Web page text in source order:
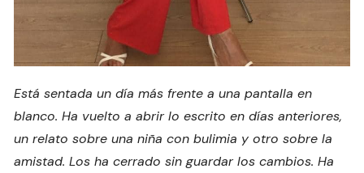
Está sentada un día más frente a una pantalla en
blanco. Ha vuelto a abrir lo escrito en días anteriores,
un relato sobre una niña con bulimia y otro sobre la
amistad. Los ha cerrado sin guardar los cambios. Ha